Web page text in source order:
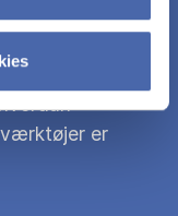
valget af
værktøjer er